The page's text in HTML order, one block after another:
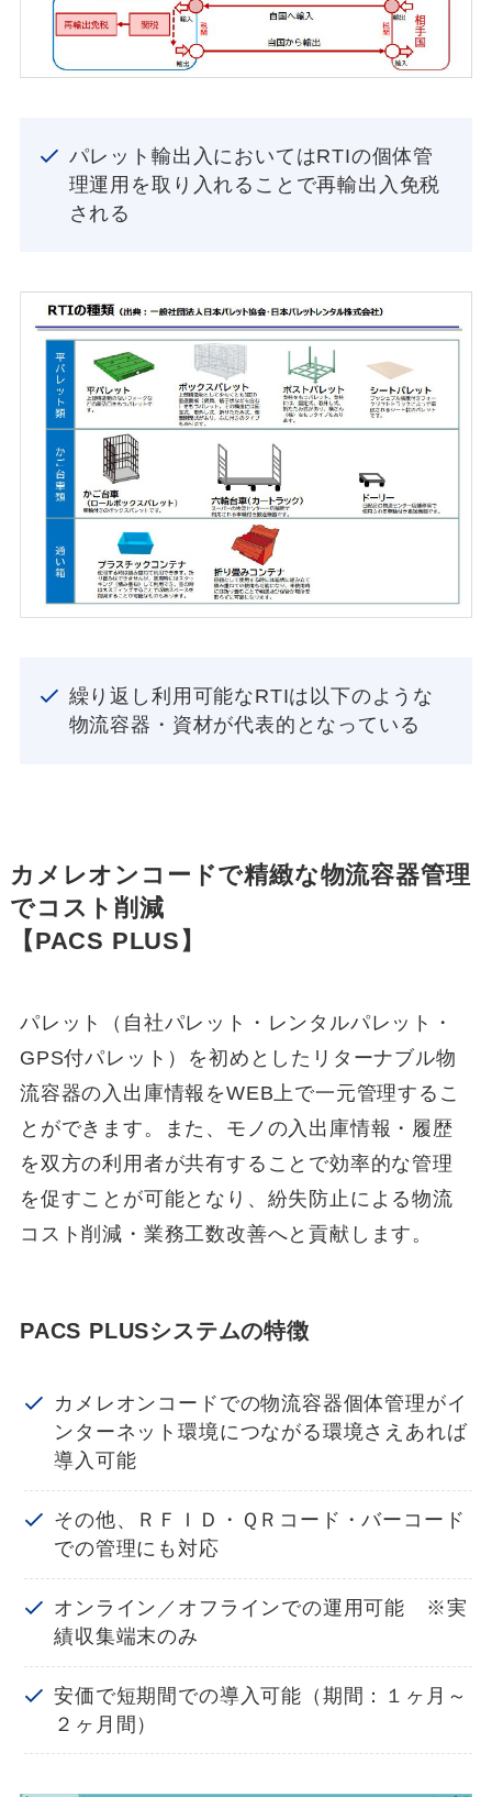
パレット輸出入においてはRTIの個体管
理運用を取り入れることで再輸出入免税
される
繰り返し利用可能なRTIは以下のような
物流容器・資材が代表的となっている
カメレオンコードで精緻な物流容器管理
でコスト削減
【PACS PLUS】
パレット（自社パレット・レンタルパレット・
GPS付パレット）を初めとしたリターナブル物
流容器の入出庫情報をWEB上で一元管理するこ
とができます。また、モノの入出庫情報・履歴
を双方の利用者が共有することで効率的な管理
を促すことが可能となり、紛失防止による物流
コスト削減・業務工数改善へと貢献します。
PACS PLUSシステムの特徴
カメレオンコードでの物流容器個体管理がイ
ンターネット環境につながる環境さえあれば
導入可能
その他、ＲＦＩＤ・ＱＲコード・バーコード
での管理にも対応
オンライン／オフラインでの運用可能 ※実
績収集端末のみ
安価で短期間での導入可能（期間：１ヶ月～
２ヶ月間）